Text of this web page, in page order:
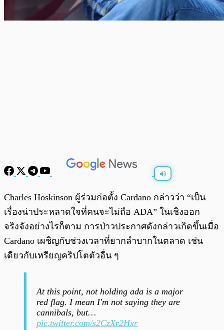
0:00 0:00
Charles Hoskinson ผู้ร่วมก่อตั้ง Cardano กล่าวว่า “เป็น
เรื่องน่าประหลาดใจที่คนจะไม่ถือ ADA” ในเชิงออก
จริงจังอย่างไรก็ตาม การป่าวประกาศดังกล่าวเกิดขึ้นเมื่อ
Cardano เผชิญกับช่วงเวลาที่ยากลำบากในตลาด เช่น
เดียวกับเหรียญคริปโตตัวอื่น ๆ
At this point, not holding ada is a major
red flag. I mean I'm not saying they are
cannibals, but…
pic.twitter.com/s2CzXr2Hxr